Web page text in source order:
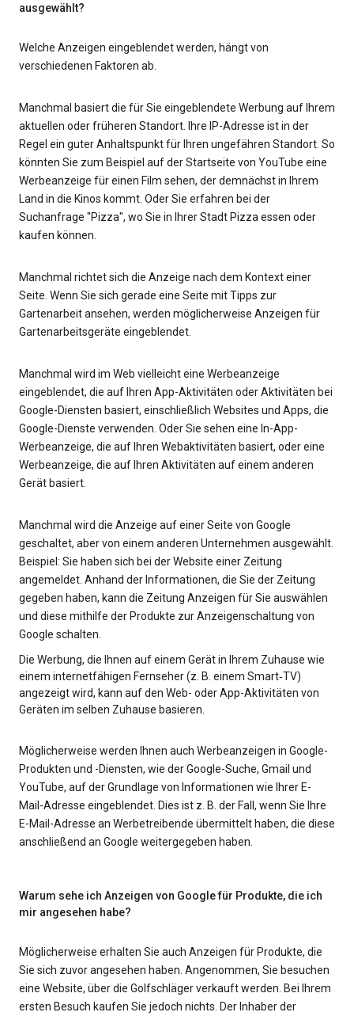
ausgewählt?
Welche Anzeigen eingeblendet werden, hängt von
verschiedenen Faktoren ab.
Manchmal basiert die für Sie eingeblendete Werbung auf Ihrem
aktuellen oder früheren Standort. Ihre IP-Adresse ist in der
Regel ein guter Anhaltspunkt für Ihren ungefähren Standort. So
könnten Sie zum Beispiel auf der Startseite von YouTube eine
Werbeanzeige für einen Film sehen, der demnächst in Ihrem
Land in die Kinos kommt. Oder Sie erfahren bei der
Suchanfrage "Pizza", wo Sie in Ihrer Stadt Pizza essen oder
kaufen können.
Manchmal richtet sich die Anzeige nach dem Kontext einer
Seite. Wenn Sie sich gerade eine Seite mit Tipps zur
Gartenarbeit ansehen, werden möglicherweise Anzeigen für
Gartenarbeitsgeräte eingeblendet.
Manchmal wird im Web vielleicht eine Werbeanzeige
eingeblendet, die auf Ihren App-Aktivitäten oder Aktivitäten bei
Google-Diensten basiert, einschließlich Websites und Apps, die
Google-Dienste verwenden. Oder Sie sehen eine In-App-
Werbeanzeige, die auf Ihren Webaktivitäten basiert, oder eine
Werbeanzeige, die auf Ihren Aktivitäten auf einem anderen
Gerät basiert.
Manchmal wird die Anzeige auf einer Seite von Google
geschaltet, aber von einem anderen Unternehmen ausgewählt.
Beispiel: Sie haben sich bei der Website einer Zeitung
angemeldet. Anhand der Informationen, die Sie der Zeitung
gegeben haben, kann die Zeitung Anzeigen für Sie auswählen
und diese mithilfe der Produkte zur Anzeigenschaltung von
Google schalten.
Die Werbung, die Ihnen auf einem Gerät in Ihrem Zuhause wie
einem internetfähigen Fernseher (z. B. einem Smart‑TV)
angezeigt wird, kann auf den Web- oder App-Aktivitäten von
Geräten im selben Zuhause basieren.
Möglicherweise werden Ihnen auch Werbeanzeigen in Google-
Produkten und -Diensten, wie der Google-Suche, Gmail und
YouTube, auf der Grundlage von Informationen wie Ihrer E-
Mail-Adresse eingeblendet. Dies ist z. B. der Fall, wenn Sie Ihre
E-Mail-Adresse an Werbetreibende übermittelt haben, die diese
anschließend an Google weitergegeben haben.
Warum sehe ich Anzeigen von Google für Produkte, die ich
mir angesehen habe?
Möglicherweise erhalten Sie auch Anzeigen für Produkte, die
Sie sich zuvor angesehen haben. Angenommen, Sie besuchen
eine Website, über die Golfschläger verkauft werden. Bei Ihrem
ersten Besuch kaufen Sie jedoch nichts. Der Inhaber der